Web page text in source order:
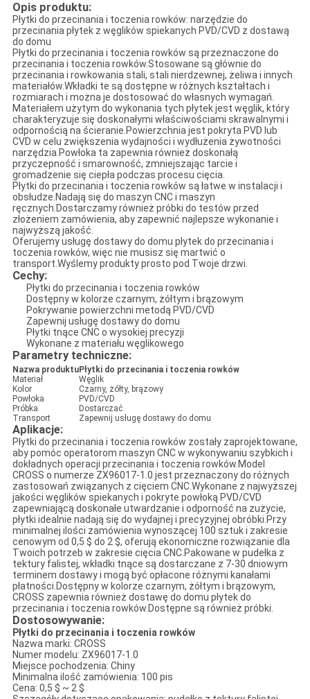
Opis produktu:
Płytki do przecinania i toczenia rowków: narzędzie do
przecinania płytek z węglików spiekanych PVD/CVD z dostawą
do domu
Płytki do przecinania i toczenia rowków są przeznaczone do
przecinania i toczenia rowków.Stosowane są głównie do
przecinania i rowkowania stali, stali nierdzewnej, żeliwa i innych
materiałów.Wkładki te są dostępne w różnych kształtach i
rozmiarach i można je dostosować do własnych wymagań.
Materiałem użytym do wykonania tych płytek jest węglik, który
charakteryzuje się doskonałymi właściwościami skrawalnymi i
odpornością na ścieranie.Powierzchnia jest pokryta PVD lub
CVD w celu zwiększenia wydajności i wydłużenia żywotności
narzędzia.Powłoka ta zapewnia również doskonałą
przyczepność i smarowność, zmniejszając tarcie i
gromadzenie się ciepła podczas procesu cięcia.
Płytki do przecinania i toczenia rowków są łatwe w instalacji i
obsłudze.Nadają się do maszyn CNC i maszyn
ręcznych.Dostarczamy również próbki do testów przed
złożeniem zamówienia, aby zapewnić najlepsze wykonanie i
najwyższą jakość.
Oferujemy usługę dostawy do domu płytek do przecinania i
toczenia rowków, więc nie musisz się martwić o
transport.Wyślemy produkty prosto pod Twoje drzwi.
Cechy:
Płytki do przecinania i toczenia rowków
Dostępny w kolorze czarnym, żółtym i brązowym
Pokrywanie powierzchni metodą PVD/CVD
Zapewnij usługę dostawy do domu
Płytki tnące CNC o wysokiej precyzji
Wykonane z materiału węglikowego
Parametry techniczne:
Nazwa produktuPłytki do przecinania i toczenia rowków
Materiał
Węglik
Kolor
Czarny, żółty, brązowy
Powłoka
PVD/CVD
Próbka
Dostarczać
Transport
Zapewnij usługę dostawy do domu
Aplikacje:
Płytki do przecinania i toczenia rowków zostały zaprojektowane,
aby pomóc operatorom maszyn CNC w wykonywaniu szybkich i
dokładnych operacji przecinania i toczenia rowków.Model
CROSS o numerze ZX96017-1.0 jest przeznaczony do różnych
zastosowań związanych z cięciem CNC.Wykonane z najwyższej
jakości węglików spiekanych i pokryte powłoką PVD/CVD
zapewniającą doskonałe utwardzanie i odporność na zużycie,
płytki idealnie nadają się do wydajnej i precyzyjnej obróbki.Przy
minimalnej ilości zamówienia wynoszącej 100 sztuk i zakresie
cenowym od 0,5 $ do 2 $, oferują ekonomiczne rozwiązanie dla
Twoich potrzeb w zakresie cięcia CNC.Pakowane w pudełka z
tektury falistej, wkładki tnące są dostarczane z 7-30 dniowym
terminem dostawy i mogą być opłacone różnymi kanałami
płatności.Dostępny w kolorze czarnym, żółtym i brązowym,
CROSS zapewnia również dostawę do domu płytek do
przecinania i toczenia rowków.Dostępne są również próbki.
Dostosowywanie:
Płytki do przecinania i toczenia rowków
Nazwa marki: CROSS
Numer modelu: ZX96017-1.0
Miejsce pochodzenia: Chiny
Minimalna ilość zamówienia: 100 pis
Cena: 0,5 $ ~ 2 $